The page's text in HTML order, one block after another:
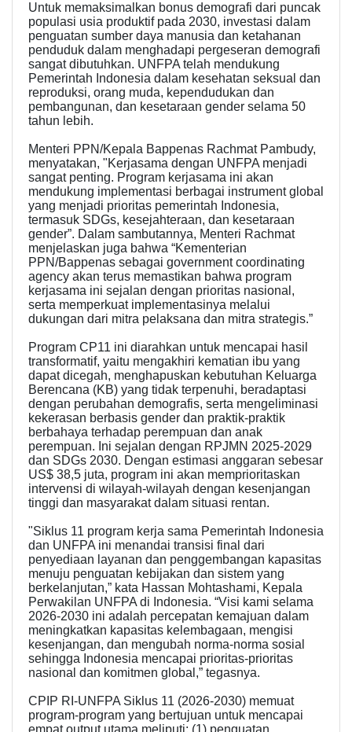
Untuk memaksimalkan bonus demografi dari puncak
populasi usia produktif pada 2030, investasi dalam
penguatan sumber daya manusia dan ketahanan
penduduk dalam menghadapi pergeseran demografi
sangat dibutuhkan. UNFPA telah mendukung
Pemerintah Indonesia dalam kesehatan seksual dan
reproduksi, orang muda, kependudukan dan
pembangunan, dan kesetaraan gender selama 50
tahun lebih.
Menteri PPN/Kepala Bappenas Rachmat Pambudy,
menyatakan, "Kerjasama dengan UNFPA menjadi
sangat penting. Program kerjasama ini akan
mendukung implementasi berbagai instrument global
yang menjadi prioritas pemerintah Indonesia,
termasuk SDGs, kesejahteraan, dan kesetaraan
gender”. Dalam sambutannya, Menteri Rachmat
menjelaskan juga bahwa “Kementerian
PPN/Bappenas sebagai government coordinating
agency akan terus memastikan bahwa program
kerjasama ini sejalan dengan prioritas nasional,
serta memperkuat implementasinya melalui
dukungan dari mitra pelaksana dan mitra strategis.”
Program CP11 ini diarahkan untuk mencapai hasil
transformatif, yaitu mengakhiri kematian ibu yang
dapat dicegah, menghapuskan kebutuhan Keluarga
Berencana (KB) yang tidak terpenuhi, beradaptasi
dengan perubahan demografis, serta mengeliminasi
kekerasan berbasis gender dan praktik-praktik
berbahaya terhadap perempuan dan anak
perempuan. Ini sejalan dengan RPJMN 2025-2029
dan SDGs 2030. Dengan estimasi anggaran sebesar
US$ 38,5 juta, program ini akan memprioritaskan
intervensi di wilayah-wilayah dengan kesenjangan
tinggi dan masyarakat dalam situasi rentan.
"Siklus 11 program kerja sama Pemerintah Indonesia
dan UNFPA ini menandai transisi final dari
penyediaan layanan dan penggembangan kapasitas
menuju penguatan kebijakan dan sistem yang
berkelanjutan,” kata Hassan Mohtashami, Kepala
Perwakilan UNFPA di Indonesia. “Visi kami selama
2026-2030 ini adalah percepatan kemajuan dalam
meningkatkan kapasitas kelembagaan, mengisi
kesenjangan, dan mengubah norma-norma sosial
sehingga Indonesia mencapai prioritas-prioritas
nasional dan komitmen global,” tegasnya.
CPIP RI-UNFPA Siklus 11 (2026-2030) memuat
program-program yang bertujuan untuk mencapai